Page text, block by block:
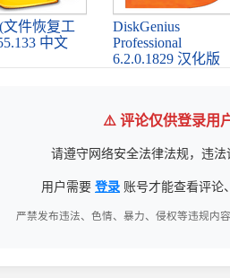
文件恢复工
中文
DiskGenius
Professional
6.2.0.1829 汉化版
⚠️ 评论仅供登录用
请遵守网络安全法律法规，违法
用户需要 登录 账号才能查看评论
严禁发布违法、色情、暴力、侵权等违规内